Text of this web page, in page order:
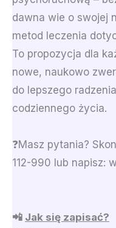
dawna wie o swojej
metod leczenia
To propozycja dla
nowe, naukowo
do lepszego
codziennego życia.
❓Masz pytania?
112-990 lub napisz:
📲 Jak się zapisać?